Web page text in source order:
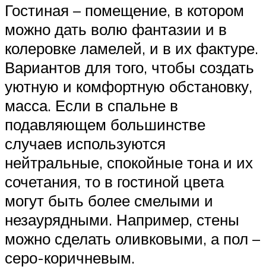
Гостиная – помещение, в котором
можно дать волю фантазии и в
колеровке ламелей, и в их фактуре.
Вариантов для того, чтобы создать
уютную и комфортную обстановку,
масса. Если в спальне в
подавляющем большинстве
случаев используются
нейтральные, спокойные тона и их
сочетания, то в гостиной цвета
могут быть более смелыми и
незаурядными. Например, стены
можно сделать оливковыми, а пол –
серо-коричневым.